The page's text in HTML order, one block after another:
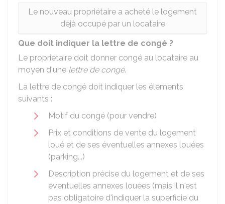
Le nouveau propriétaire a acheté le logement
déjà occupé par un locataire
Que doit indiquer la lettre de congé ?
Le propriétaire doit donner congé au locataire au
moyen d'une lettre de congé.
La lettre de congé doit indiquer les éléments
suivants :
Motif du congé (pour vendre)
Prix et conditions de vente du logement
loué et de ses éventuelles annexes louées
(parking...)
Description précise du logement et de ses
éventuelles annexes louées (mais il n'est
pas obligatoire d'indiquer la superficie du